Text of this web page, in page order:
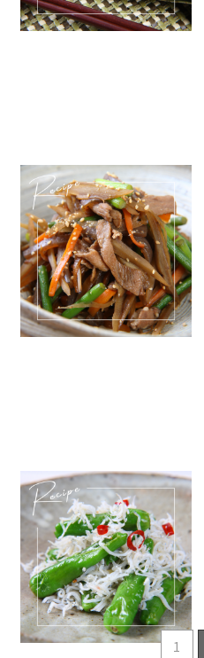
コンテンツ
ボリュームたっぷり「豚肉とに
んにくの芽のきんぴら」
2022.08.30
簡単レシピ
暑い夏に食べたい「しらすとし
し唐のペペロンチーノ」
2022.07.26
簡単レシピ
1